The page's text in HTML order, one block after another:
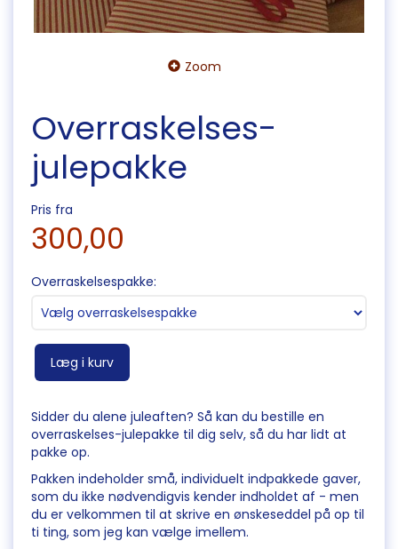
Zoom
Overraskelses-
julepakke
Pris fra
300,00
Overraskelsespakke:
Læg i kurv
Sidder du alene juleaften? Så kan du bestille en
overraskelses-julepakke til dig selv, så du har lidt at
pakke op.
Pakken indeholder små, individuelt indpakkede gaver,
som du ikke nødvendigvis kender indholdet af - men
du er velkommen til at skrive en ønskeseddel på op til
ti ting, som jeg kan vælge imellem.